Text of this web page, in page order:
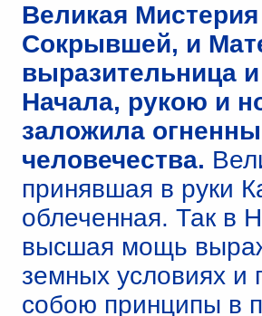
Великая
Сокрывшей, и
выразительница
Начала, рукою и
заложила
человечества.
принявшая в руки
облеченная. Так в
высшая мощь
земных условиях и
собою принципы в